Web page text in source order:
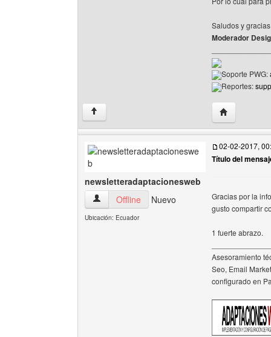
Saludos y
Moderador
Soporte PWG:
Reportes:
↑ Visitar sitio
newsletteradaptacionesweb
newsletteradaptacionesweb Ver perfil del
Offline Nuevo
Ubicación: Ecuador
02-02-2017,
Título del
Gracias por la
gusto compartir
1 fuerte abrazo.
Asesoramiento
Seo, Email
configurado en